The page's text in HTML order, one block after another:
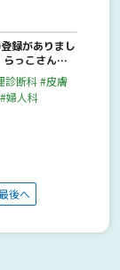
録がありまし
っこさんが
録されまし
診断科#皮膚
#婦人科
後へ